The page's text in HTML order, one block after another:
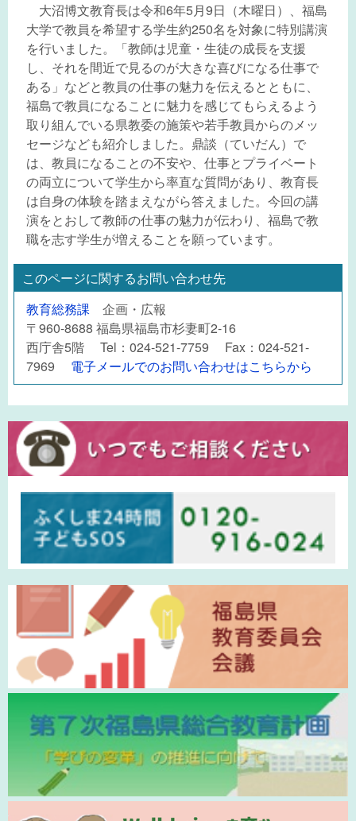
大沼博文教育長は令和6年5月9日（木曜日）、福島
大学で教員を希望する学生約250名を対象に特別講演
を行いました。「教師は児童・生徒の成長を支援
し、それを間近で見るのが大きな喜びになる仕事で
ある」などと教員の仕事の魅力を伝えるとともに、
福島で教員になることに魅力を感じてもらえるよう
取り組んでいる県教委の施策や若手教員からのメッ
セージなども紹介しました。鼎談（ていだん）で
は、教員になることの不安や、仕事とプライベート
の両立について学生から率直な質問があり、教育長
は自身の体験を踏まえながら答えました。今回の講
演をとおして教師の仕事の魅力が伝わり、福島で教
職を志す学生が増えることを願っています。
このページに関するお問い合わせ先
教育総務課 企画・広報
〒960-8688 福島県福島市杉妻町2-16
西庁舎5階 Tel：024-521-7759 Fax：024-521-
7969 電子メールでのお問い合わせはこちらから